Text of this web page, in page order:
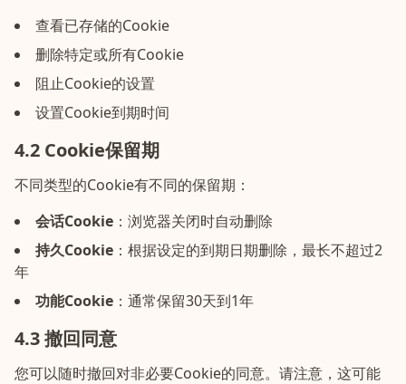
查看已存储的Cookie
删除特定或所有Cookie
阻止Cookie的设置
设置Cookie到期时间
4.2 Cookie保留期
不同类型的Cookie有不同的保留期：
会话Cookie ： 浏览器关闭时自动删除
持久Cookie ： 根据设定的到期日期删除，最长不超过2
年
功能Cookie ： 通常保留30天到1年
4.3 撤回同意
您可以随时撤回对非必要Cookie的同意。请注意，这可能